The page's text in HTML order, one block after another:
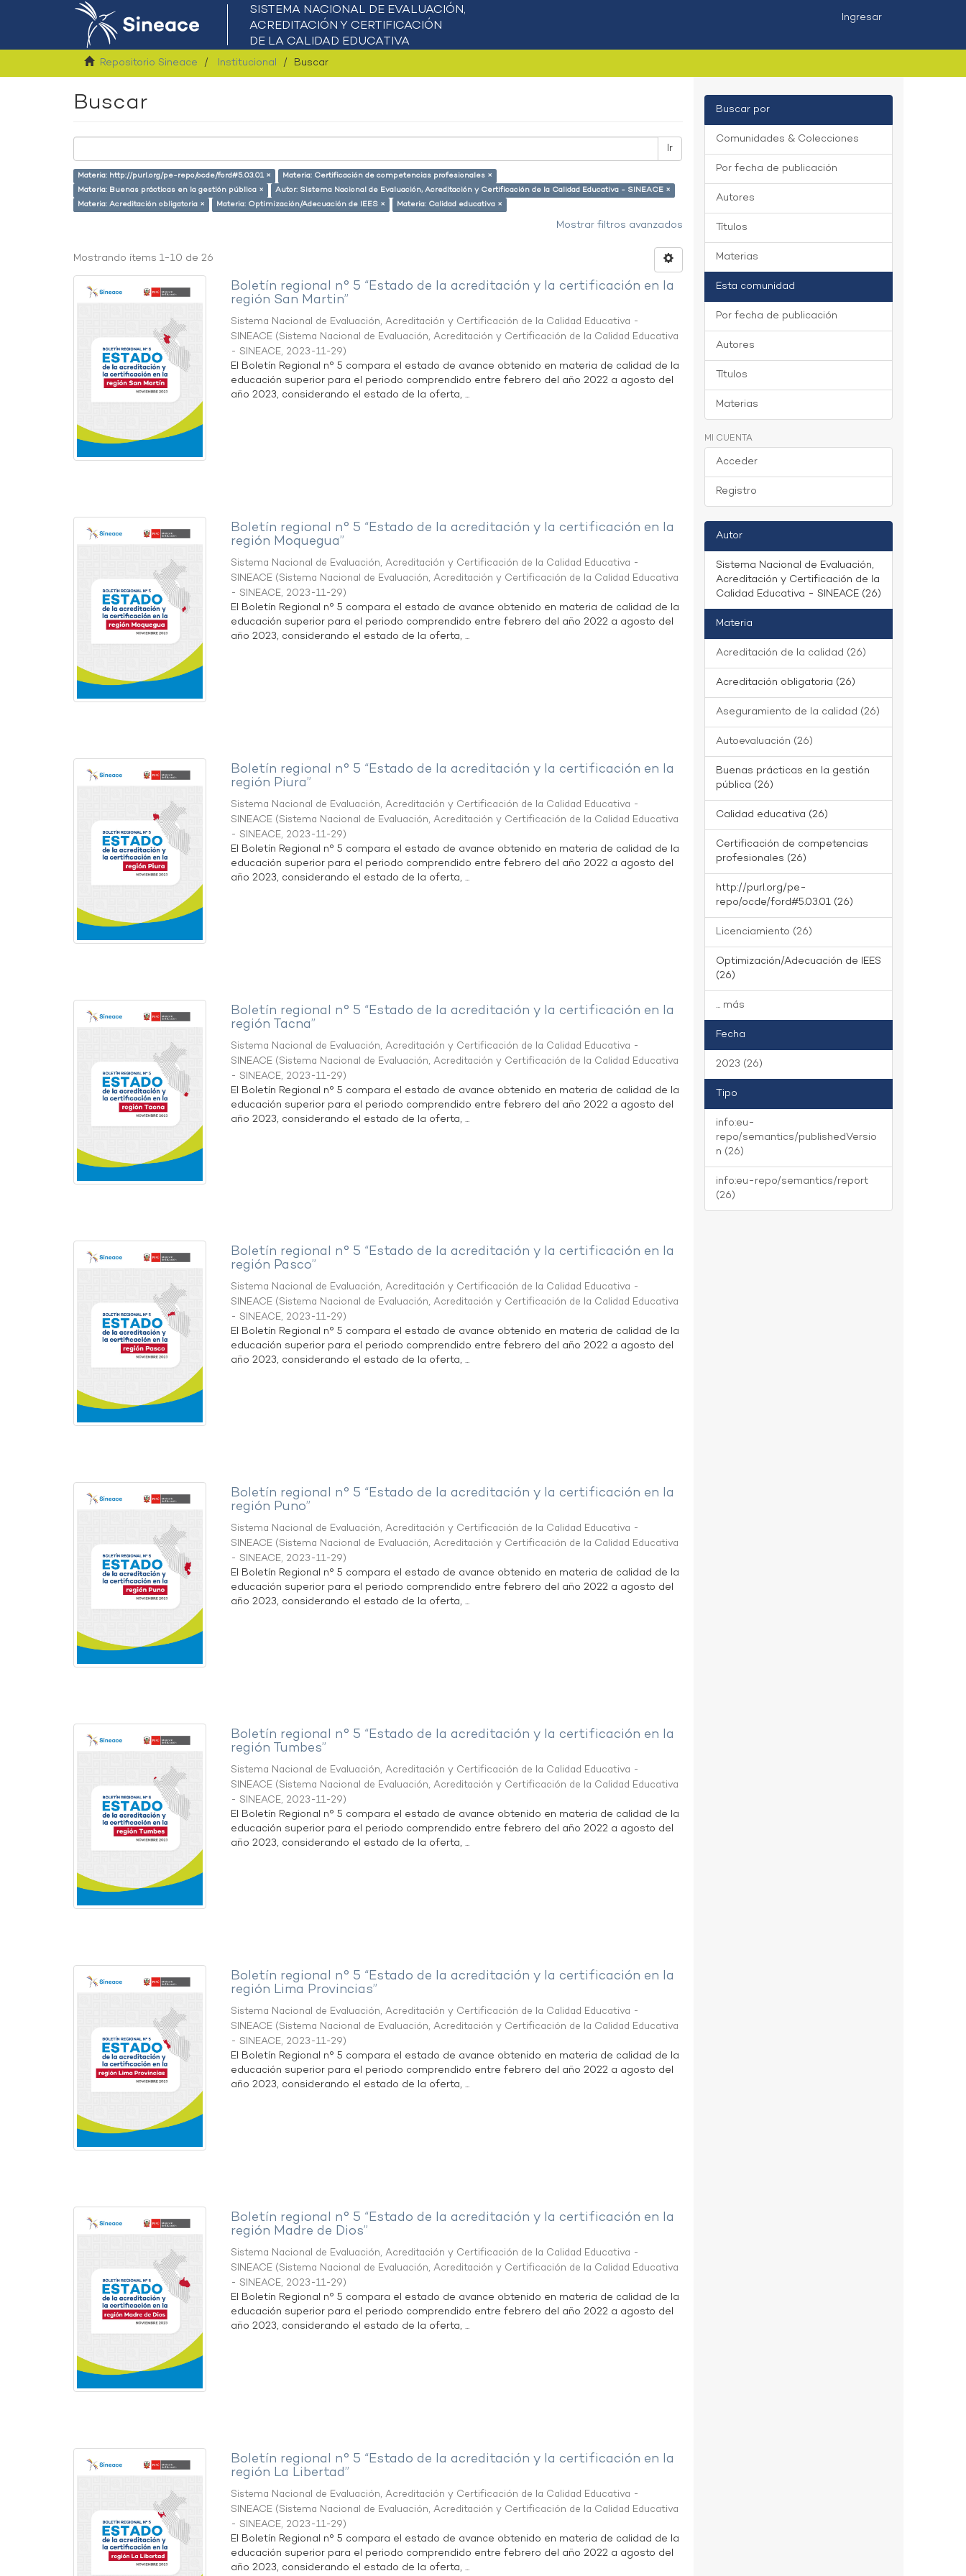
Ingresar
Repositorio Sineace Institucional Buscar
Buscar
Ir
Materia: http://purl.org/pe-repo/ocde/ford#5.03.01 ×
Materia: Certificación de competencias profesionales ×
Materia: Buenas prácticas en la gestión pública ×
Autor: Sistema Nacional de Evaluación, Acreditación y Certificación de la Calidad Educativa - SINEACE ×
Materia: Acreditación obligatoria ×
Materia: Optimización/Adecuación de IEES × Materia: Calidad educativa ×
Mostrar filtros avanzados
Mostrando ítems 1-10 de 26
Boletín regional n° 5 “Estado de la acreditación y la certificación en la
región San Martin”
Sistema Nacional de Evaluación, Acreditación y Certificación de la Calidad Educativa -
SINEACE (Sistema Nacional de Evaluación, Acreditación y Certificación de la Calidad Educativa
- SINEACE, 2023-11-29)
El Boletín Regional n° 5 compara el estado de avance obtenido en materia de calidad de la
educación superior para el periodo comprendido entre febrero del año 2022 a agosto del
año 2023, considerando el estado de la oferta, ...
Boletín regional n° 5 “Estado de la acreditación y la certificación en la
región Moquegua”
Sistema Nacional de Evaluación, Acreditación y Certificación de la Calidad Educativa -
SINEACE (Sistema Nacional de Evaluación, Acreditación y Certificación de la Calidad Educativa
- SINEACE, 2023-11-29)
El Boletín Regional n° 5 compara el estado de avance obtenido en materia de calidad de la
educación superior para el periodo comprendido entre febrero del año 2022 a agosto del
año 2023, considerando el estado de la oferta, ...
Boletín regional n° 5 “Estado de la acreditación y la certificación en la
región Piura”
Sistema Nacional de Evaluación, Acreditación y Certificación de la Calidad Educativa -
SINEACE (Sistema Nacional de Evaluación, Acreditación y Certificación de la Calidad Educativa
- SINEACE, 2023-11-29)
El Boletín Regional n° 5 compara el estado de avance obtenido en materia de calidad de la
educación superior para el periodo comprendido entre febrero del año 2022 a agosto del
año 2023, considerando el estado de la oferta, ...
Boletín regional n° 5 “Estado de la acreditación y la certificación en la
región Tacna”
Sistema Nacional de Evaluación, Acreditación y Certificación de la Calidad Educativa -
SINEACE (Sistema Nacional de Evaluación, Acreditación y Certificación de la Calidad Educativa
- SINEACE, 2023-11-29)
El Boletín Regional n° 5 compara el estado de avance obtenido en materia de calidad de la
educación superior para el periodo comprendido entre febrero del año 2022 a agosto del
año 2023, considerando el estado de la oferta, ...
Boletín regional n° 5 “Estado de la acreditación y la certificación en la
región Pasco”
Sistema Nacional de Evaluación, Acreditación y Certificación de la Calidad Educativa -
SINEACE (Sistema Nacional de Evaluación, Acreditación y Certificación de la Calidad Educativa
- SINEACE, 2023-11-29)
El Boletín Regional n° 5 compara el estado de avance obtenido en materia de calidad de la
educación superior para el periodo comprendido entre febrero del año 2022 a agosto del
año 2023, considerando el estado de la oferta, ...
Boletín regional n° 5 “Estado de la acreditación y la certificación en la
región Puno”
Sistema Nacional de Evaluación, Acreditación y Certificación de la Calidad Educativa -
SINEACE (Sistema Nacional de Evaluación, Acreditación y Certificación de la Calidad Educativa
- SINEACE, 2023-11-29)
El Boletín Regional n° 5 compara el estado de avance obtenido en materia de calidad de la
educación superior para el periodo comprendido entre febrero del año 2022 a agosto del
año 2023, considerando el estado de la oferta, ...
Boletín regional n° 5 “Estado de la acreditación y la certificación en la
región Tumbes”
Sistema Nacional de Evaluación, Acreditación y Certificación de la Calidad Educativa -
SINEACE (Sistema Nacional de Evaluación, Acreditación y Certificación de la Calidad Educativa
- SINEACE, 2023-11-29)
El Boletín Regional n° 5 compara el estado de avance obtenido en materia de calidad de la
educación superior para el periodo comprendido entre febrero del año 2022 a agosto del
año 2023, considerando el estado de la oferta, ...
Boletín regional n° 5 “Estado de la acreditación y la certificación en la
región Lima Provincias”
Sistema Nacional de Evaluación, Acreditación y Certificación de la Calidad Educativa -
SINEACE (Sistema Nacional de Evaluación, Acreditación y Certificación de la Calidad Educativa
- SINEACE, 2023-11-29)
El Boletín Regional n° 5 compara el estado de avance obtenido en materia de calidad de la
educación superior para el periodo comprendido entre febrero del año 2022 a agosto del
año 2023, considerando el estado de la oferta, ...
Boletín regional n° 5 “Estado de la acreditación y la certificación en la
región Madre de Dios”
Sistema Nacional de Evaluación, Acreditación y Certificación de la Calidad Educativa -
SINEACE (Sistema Nacional de Evaluación, Acreditación y Certificación de la Calidad Educativa
- SINEACE, 2023-11-29)
El Boletín Regional n° 5 compara el estado de avance obtenido en materia de calidad de la
educación superior para el periodo comprendido entre febrero del año 2022 a agosto del
año 2023, considerando el estado de la oferta, ...
Boletín regional n° 5 “Estado de la acreditación y la certificación en la
región La Libertad”
Sistema Nacional de Evaluación, Acreditación y Certificación de la Calidad Educativa -
SINEACE (Sistema Nacional de Evaluación, Acreditación y Certificación de la Calidad Educativa
- SINEACE, 2023-11-29)
El Boletín Regional n° 5 compara el estado de avance obtenido en materia de calidad de la
educación superior para el periodo comprendido entre febrero del año 2022 a agosto del
año 2023, considerando el estado de la oferta, ...
Buscar por
Comunidades & Colecciones
Por fecha de publicación
Autores
Títulos
Materias
Esta comunidad
Por fecha de publicación
Autores
Títulos
Materias
MI CUENTA
Acceder
Registro
Autor
Sistema Nacional de Evaluación,
Acreditación y Certificación de la
Calidad Educativa - SINEACE (26)
Materia
Acreditación de la calidad (26)
Acreditación obligatoria (26)
Aseguramiento de la calidad (26)
Autoevaluación (26)
Buenas prácticas en la gestión
pública (26)
Calidad educativa (26)
Certificación de competencias
profesionales (26)
http://purl.org/pe-
repo/ocde/ford#5.03.01 (26)
Licenciamiento (26)
Optimización/Adecuación de IEES
(26)
... más
Fecha
2023 (26)
Tipo
info:eu-
repo/semantics/publishedVersio
n (26)
info:eu-repo/semantics/report
(26)